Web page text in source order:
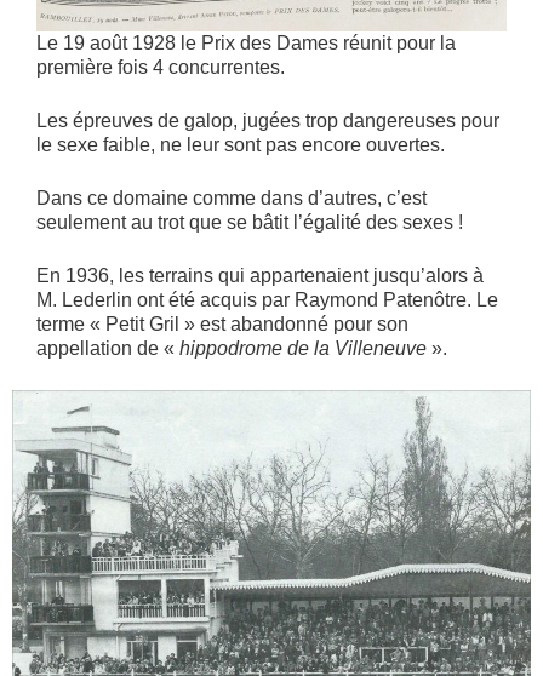
Le 19 août 1928 le Prix des Dames réunit pour la
première fois 4 concurrentes.
Les épreuves de galop, jugées trop dangereuses pour
le sexe faible, ne leur sont pas encore ouvertes.
Dans ce domaine comme dans d’autres, c’est
seulement au trot que se bâtit l’égalité des sexes !
En 1936, les terrains qui appartenaient jusqu’alors à
M. Lederlin ont été acquis par Raymond Patenôtre. Le
terme « Petit Gril » est abandonné pour son
appellation de « hippodrome de la Villeneuve ».